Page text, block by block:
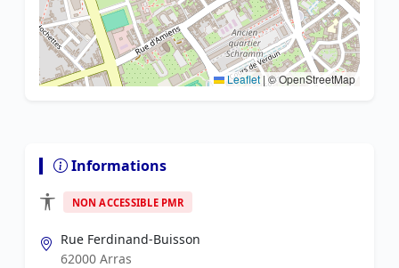
Leaflet | © OpenStreetMap
Informations
NON ACCESSIBLE PMR
Rue Ferdinand-Buisson
62000 Arras